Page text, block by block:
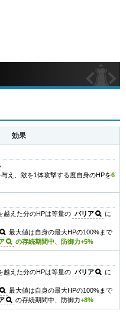
効果
え、敵を1体攻撃する度自身のHPを6
越えた分のHPは等量の バリア
に
最大値は自身の最大HPの100%まで
の存続期間中、防御力+5%
越えた分のHPは等量の バリア
に
最大値は自身の最大HPの100%まで
の存続期間中、防御力+8%